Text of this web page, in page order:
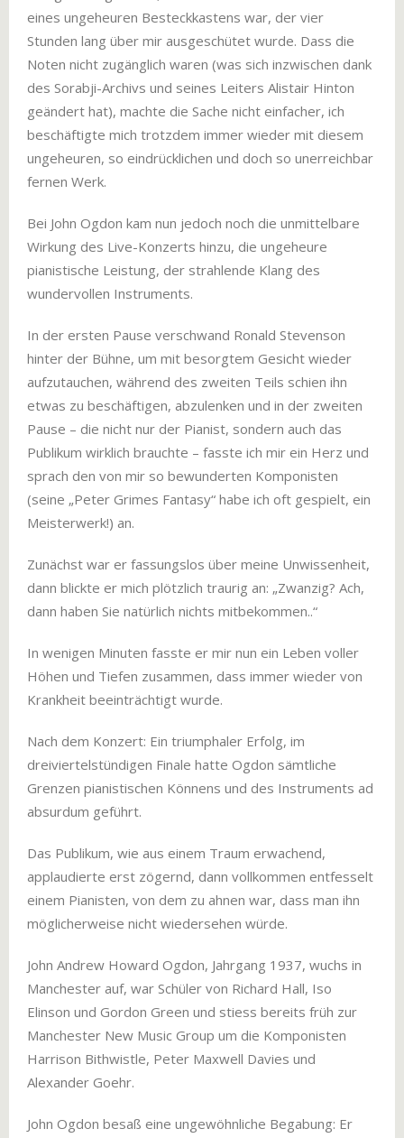
eines ungeheuren Besteckkastens war, der vier
Stunden lang über mir ausgeschütet wurde. Dass die
Noten nicht zugänglich waren (was sich inzwischen dank
des Sorabji-Archivs und seines Leiters Alistair Hinton
geändert hat), machte die Sache nicht einfacher, ich
beschäftigte mich trotzdem immer wieder mit diesem
ungeheuren, so eindrücklichen und doch so unerreichbar
fernen Werk.
Bei John Ogdon kam nun jedoch noch die unmittelbare
Wirkung des Live-Konzerts hinzu, die ungeheure
pianistische Leistung, der strahlende Klang des
wundervollen Instruments.
In der ersten Pause verschwand Ronald Stevenson
hinter der Bühne, um mit besorgtem Gesicht wieder
aufzutauchen, während des zweiten Teils schien ihn
etwas zu beschäftigen, abzulenken und in der zweiten
Pause – die nicht nur der Pianist, sondern auch das
Publikum wirklich brauchte – fasste ich mir ein Herz und
sprach den von mir so bewunderten Komponisten
(seine „Peter Grimes Fantasy“ habe ich oft gespielt, ein
Meisterwerk!) an.
Zunächst war er fassungslos über meine Unwissenheit,
dann blickte er mich plötzlich traurig an: „Zwanzig? Ach,
dann haben Sie natürlich nichts mitbekommen..“
In wenigen Minuten fasste er mir nun ein Leben voller
Höhen und Tiefen zusammen, dass immer wieder von
Krankheit beeinträchtigt wurde.
Nach dem Konzert: Ein triumphaler Erfolg, im
dreiviertelstündigen Finale hatte Ogdon sämtliche
Grenzen pianistischen Könnens und des Instruments ad
absurdum geführt.
Das Publikum, wie aus einem Traum erwachend,
applaudierte erst zögernd, dann vollkommen entfesselt
einem Pianisten, von dem zu ahnen war, dass man ihn
möglicherweise nicht wiedersehen würde.
John Andrew Howard Ogdon, Jahrgang 1937, wuchs in
Manchester auf, war Schüler von Richard Hall, Iso
Elinson und Gordon Green und stiess bereits früh zur
Manchester New Music Group um die Komponisten
Harrison Bithwistle, Peter Maxwell Davies und
Alexander Goehr.
John Ogdon besaß eine ungewöhnliche Begabung: Er